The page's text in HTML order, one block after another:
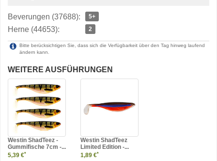
Beverungen (37688): 5+
Herne (44653): 2
Bitte berücksichtigen Sie, dass sich die Verfügbarkeit über den Tag hinweg laufend
ändern kann.
WEITERE AUSFÜHRUNGEN
Westin ShadTeez -
Gummifische 7cm -...
5,39 €*
Westin ShadTeez
Limited Edition -...
1,89 €*